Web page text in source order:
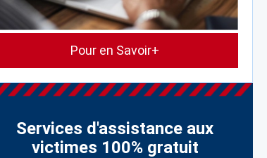
Pour en Savoir+
Services d'assistance aux
victimes 100% gratuit